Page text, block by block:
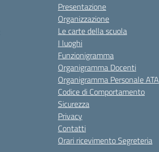
Presentazione
Organizzazione
Le carte della scuola
I luoghi
Funzionigramma
Organigramma Docenti
Organigramma Personale ATA
Codice di Comportamento
Sicurezza
Privacy
Contatti
Orari ricevimento Segreteria